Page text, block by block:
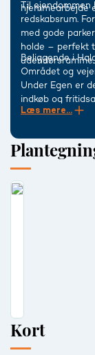
hjemmearbejde
Til
redskabsrum.
med gode
holde – perfekt
udendørsramme.
Beliggende i
Området og
Under Egen er
indkøb og
Holstebro inden
faciliteter.
Læs mere...
Kort